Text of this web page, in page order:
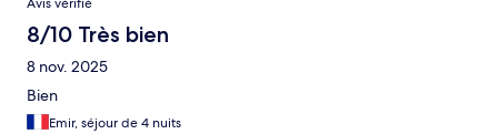
8/10 Très bien
8 nov. 2025
Bien
Emir, séjour de 4 nuits